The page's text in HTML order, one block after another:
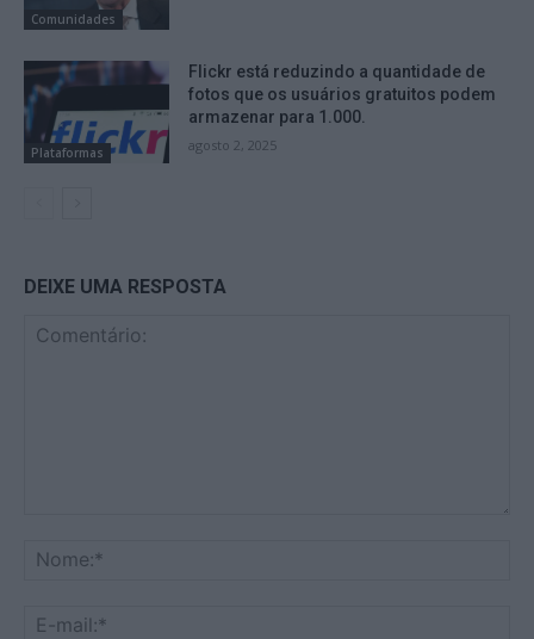
Comunidades
Plataformas
Flickr está reduzindo a quantidade de
fotos que os usuários gratuitos podem
armazenar para 1.000.
agosto 2, 2025
DEIXE UMA RESPOSTA